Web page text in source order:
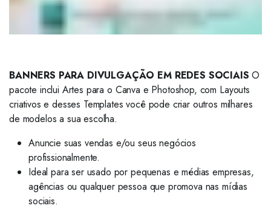
BANNERS PARA DIVULGAÇÃO EM REDES SOCIAIS O
pacote inclui Artes para o Canva e Photoshop, com Layouts
criativos e desses Templates você pode criar outros milhares
de modelos a sua escolha.
Anuncie suas vendas e/ou seus negócios
profissionalmente.
Ideal para ser usado por pequenas e médias empresas,
agências ou qualquer pessoa que promova nas mídias
sociais.